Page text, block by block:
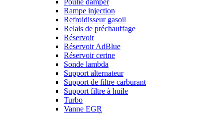
Poulie damper
Rampe injection
Refroidisseur gasoil
Relais de préchauffage
Réservoir
Réservoir AdBlue
Réservoir cerine
Sonde lambda
Support alternateur
Support de filtre carburant
Support filtre à huile
Turbo
Vanne EGR